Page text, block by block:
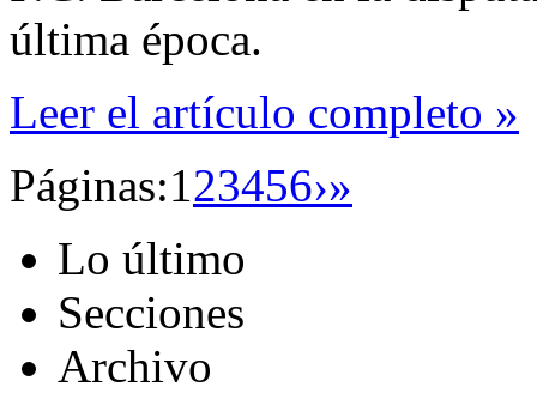
última época.
Leer el artículo completo »
Páginas:123456›»
Lo último
Secciones
Archivo